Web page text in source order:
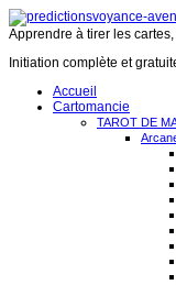
Apprendre à tirer les
Initiation complète et
Accueil
Cartomancie
TAROT DE